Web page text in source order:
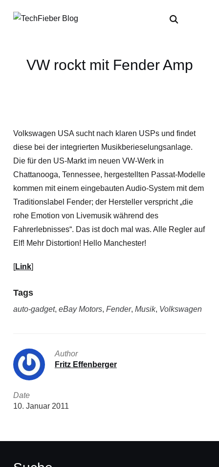
VW rockt mit Fender Amp
Volkswagen USA sucht nach klaren USPs und findet
diese bei der integrierten Musikberieselungsanlage.
Die für den US-Markt im neuen VW-Werk in
Chattanooga, Tennessee, hergestellten Passat-Modelle
kommen mit einem eingebauten Audio-System mit dem
Traditionslabel Fender; der Hersteller verspricht „die
rohe Emotion von Livemusik während des
Fahrerlebnisses“. Das ist doch mal was. Alle Regler auf
Elf! Mehr Distortion! Hello Manchester!
[Link]
Tags
auto-gadget, eBay Motors, Fender, Musik, Volkswagen
Author
Fritz Effenberger
Date
10. Januar 2011